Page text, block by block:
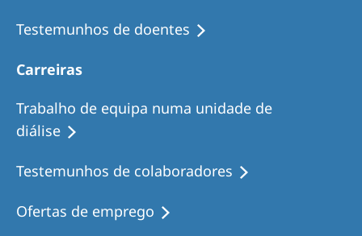
Testemunhos de doentes
Carreiras
Trabalho de equipa numa unidade de
diálise
Testemunhos de colaboradores
Ofertas de emprego